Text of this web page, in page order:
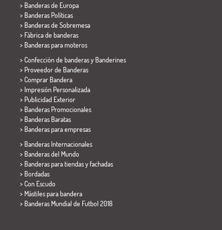
> Banderas de Europa
> Banderas Políticas
> Banderas de Sobremesa
> Fábrica de banderas
> Banderas para moteros
> Confección de banderas y Banderines
> Proveedor de Banderas
> Comprar Bandera
> Impresión Personalizada
> Publicidad Exterior
> Banderas Promocionales
> Banderas Baratas
> Banderas para empresas
> Banderas Internacionales
> Banderas del Mundo
> Banderas para tiendas y fachadas
> Bordadas
> Con Escudo
> Mástiles para bandera
> Banderas Mundial de Futbol 2018